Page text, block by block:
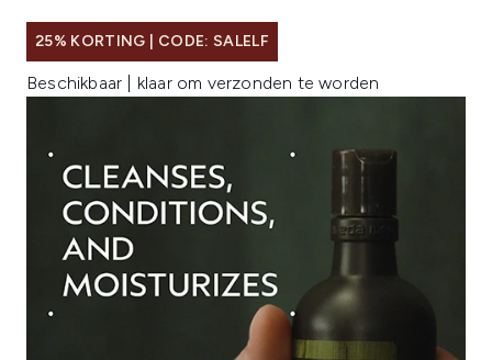
25% KORTING | CODE: SALELF
Beschikbaar | klaar om verzonden te worden